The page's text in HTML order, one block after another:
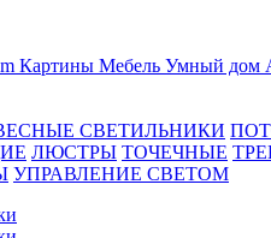
Картины Мебель Умный дом
СВЕТИЛЬНИКИ
ЛЮСТРЫ ТОЧЕЧНЫЕ
УПРАВЛЕНИЕ СВЕТОМ